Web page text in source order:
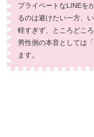
プライベートなLINEを
るのは避けたい一方、
軽すぎず、ところどこ
男性側の本音としては
ます。